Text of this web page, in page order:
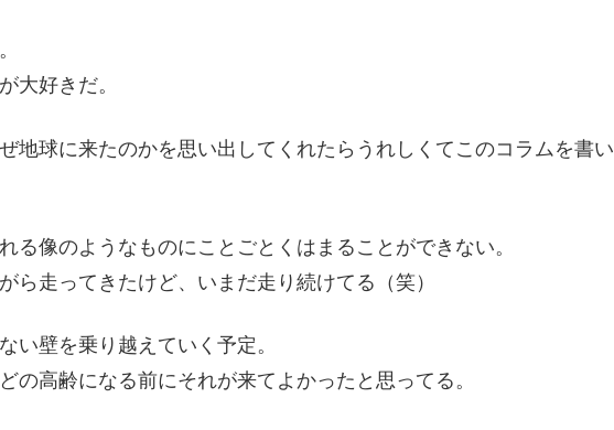
大好きだ。
地球に来たのかを思い出してくれたらうれしくてこのコラムを書い
る像のようなものにことごとくはまることができない。
ら走ってきたけど、いまだ走り続けてる（笑）
い壁を乗り越えていく予定。
の高齢になる前にそれが来てよかったと思ってる。